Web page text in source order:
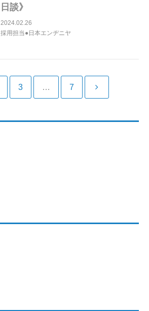
日談》
2024.02.26
採用担当●日本エンヂニヤ
3 … 7